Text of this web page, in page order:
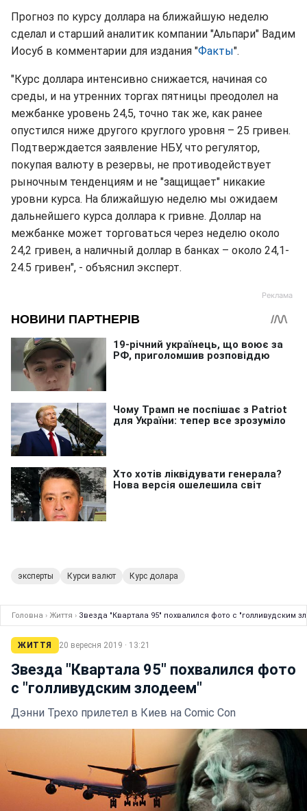
Прогноз по курсу доллара на ближайшую неделю
сделал и старший аналитик компании "Альпари" Вадим
Иосуб в комментарии для издания "Факты".
"Курс доллара интенсивно снижается, начиная со
среды, и на утренних торгах пятницы преодолел на
межбанке уровень 24,5, точно так же, как ранее
опустился ниже другого круглого уровня – 25 гривен.
Подтверждается заявление НБУ, что регулятор,
покупая валюту в резервы, не противодействует
рыночным тенденциям и не "защищает" никакие
уровни курса. На ближайшую неделю мы ожидаем
дальнейшего курса доллара к гривне. Доллар на
межбанке может торговаться через неделю около
24,2 гривен, а наличный доллар в банках – около 24,1-
24.5 гривен", - объяснил эксперт.
эксперты Курси валют Курс долара
Головна › Життя › Звезда "Квартала 95" похвалился фото с "голливудским
ЖИТТЯ 20 вересня 2019 · 13:21
Звезда "Квартала 95" похвалился фото
с "голливудским злодеем"
Дэнни Трехо прилетел в Киев на Comic Con